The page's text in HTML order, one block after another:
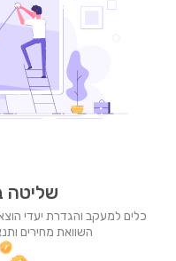
שליטה
כלים למעקב והגדרת יעדי
השוואת מחירים